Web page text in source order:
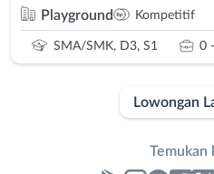
Playground Kompetitif
SMA/SMK, D3, S1 0
Lowongan
Temukan